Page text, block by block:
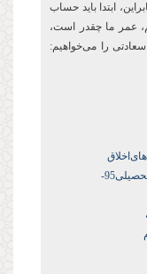
ابتدا باید حساب
عمر ما چقدر است،
را می‌خواهیم:
سال‌تحصیلی‌95-